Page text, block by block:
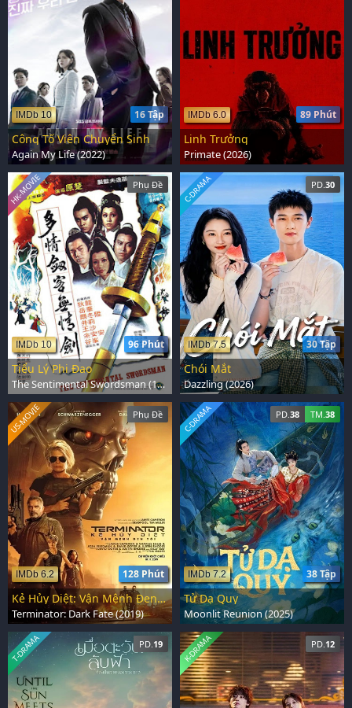
16 Tập
IMDb 10
Công Tố Viên Chuyển Sinh
Again My Life (2022)
89 Phút
IMDb 6.0
Linh Trưởng
Primate (2026)
Phụ Đề
96 Phút
IMDb 10
HK-MOVIE
Tiểu Lý Phi Đao
The Sentimental Swordsman (1977)
PD. 30
30 Tập
IMDb 7.5
C-DRAMA
Chói Mắt
Dazzling (2026)
Phụ Đề
128 Phút
IMDb 6.2
US-MOVIE
Kẻ Hủy Diệt: Vận Mệnh Đen Tối
Terminator: Dark Fate (2019)
PD.38 TM.38
38 Tập
IMDb 7.2
C-DRAMA
Tử Dạ Quy
Moonlit Reunion (2025)
PD.19
T-DRAMA PD.12
K-DRAMA